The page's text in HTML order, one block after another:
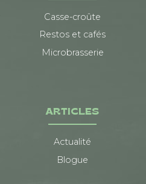
Casse-croûte
Restos et cafés
Microbrasserie
ARTICLES
Actualité
Blogue